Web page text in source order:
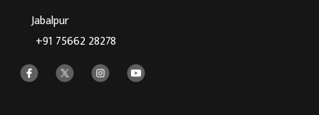
Jabalpur
+91 75662 28278